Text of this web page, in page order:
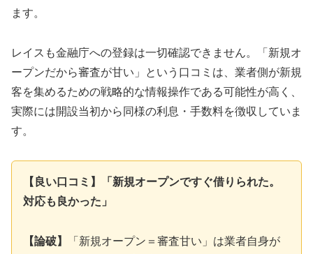
ます。
レイスも金融庁への登録は一切確認できません。「新規オ
ープンだから審査が甘い」という口コミは、業者側が新規
客を集めるための戦略的な情報操作である可能性が高く、
実際には開設当初から同様の利息・手数料を徴収していま
す。
【良い口コミ】「新規オープンですぐ借りられた。
対応も良かった」
【論破】
「新規オープン＝審査甘い」は業者自身が